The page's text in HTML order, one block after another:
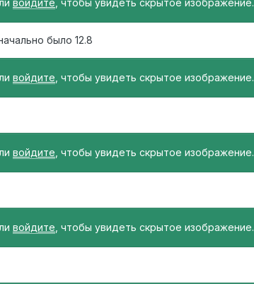
войдите , чтобы увидеть скрытое изображение.
было 12.8
войдите , чтобы увидеть скрытое изображение.
войдите , чтобы увидеть скрытое изображение.
войдите , чтобы увидеть скрытое изображение.